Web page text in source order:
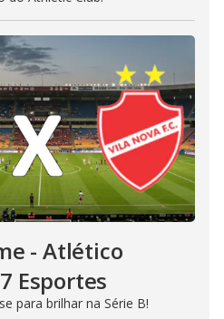
- Atlético
Esportes
para brilhar na Série B!